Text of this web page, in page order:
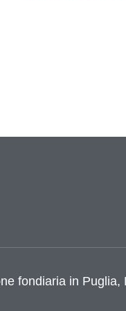
fondiaria in Puglia,